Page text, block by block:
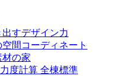
すデザイン力
間コーディネート
の家
度計算 全棟標準